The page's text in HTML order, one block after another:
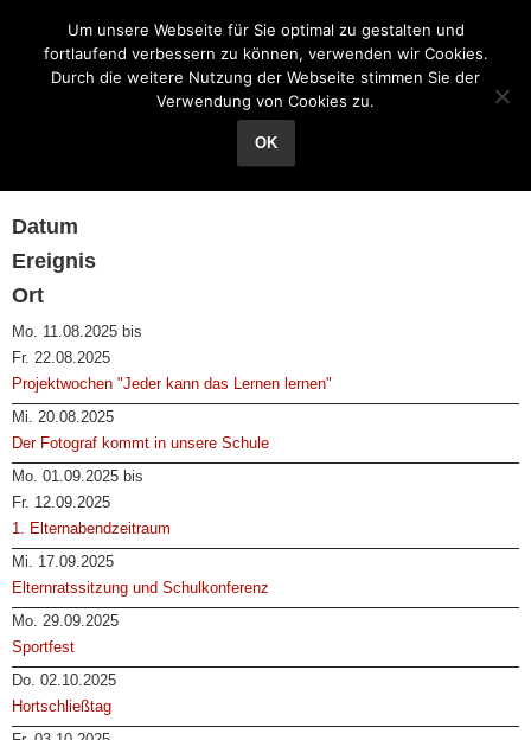
Unser Schuljahreskalender
Datum
Ereignis
Ort
Mo. 11.08.2025 bis
Fr. 22.08.2025
Projektwochen "Jeder kann das Lernen lernen"
Mi. 20.08.2025
Der Fotograf kommt in unsere Schule
Mo. 01.09.2025 bis
Fr. 12.09.2025
1. Elternabendzeitraum
Mi. 17.09.2025
Elternratssitzung und Schulkonferenz
Mo. 29.09.2025
Sportfest
Do. 02.10.2025
Hortschließtag
Grundschule Reichenhain
Um unsere Webseite für Sie optimal zu gestalten und
fortlaufend verbessern zu können, verwenden wir Cookies.
Durch die weitere Nutzung der Webseite stimmen Sie der
Verwendung von Cookies zu.
OK